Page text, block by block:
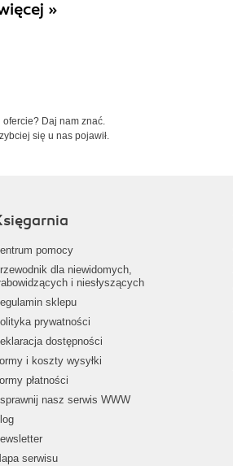
»
ofercie? Daj nam znać.
się u nas pojawił.
pomocy
dla niewidomych,
i niesłyszących
sklepu
prywatności
dostępności
i koszty wysyłki
płatności
nasz serwis WWW
serwisu